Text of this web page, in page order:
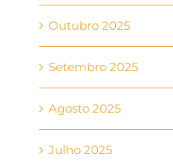
Outubro 2025
Setembro 2025
Agosto 2025
Julho 2025